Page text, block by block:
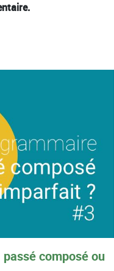
composé ou